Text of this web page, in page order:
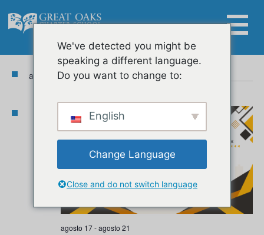
content
Buscar:
Eventos
9/7/2026
fecha.agosto 2026
agosto 17-agosto 21
We've detected you might be
speaking a different language.
Do you want to change to:
English
Change Language
Close and do not switch language